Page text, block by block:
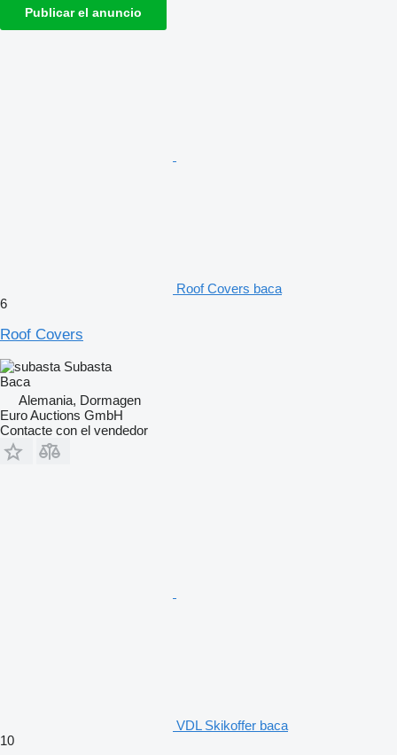
Publicar el anuncio
Roof Covers baca
6
Roof Covers
Subasta
Baca
Alemania, Dormagen
Euro Auctions GmbH
Contacte con el vendedor
VDL Skikoffer baca
10